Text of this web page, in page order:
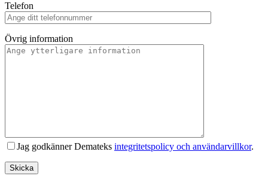
Telefon
Övrig information
Jag godkänner Demateks integritetspolicy och användarvillkor.